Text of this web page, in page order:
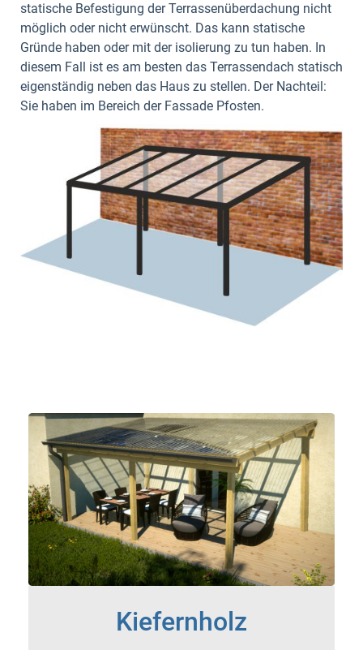
statische Befestigung der Terrassenüberdachung nicht
möglich oder nicht erwünscht. Das kann statische
Gründe haben oder mit der isolierung zu tun haben. In
diesem Fall ist es am besten das Terrassendach statisch
eigenständig neben das Haus zu stellen. Der Nachteil:
Sie haben im Bereich der Fassade Pfosten.
Kiefernholz